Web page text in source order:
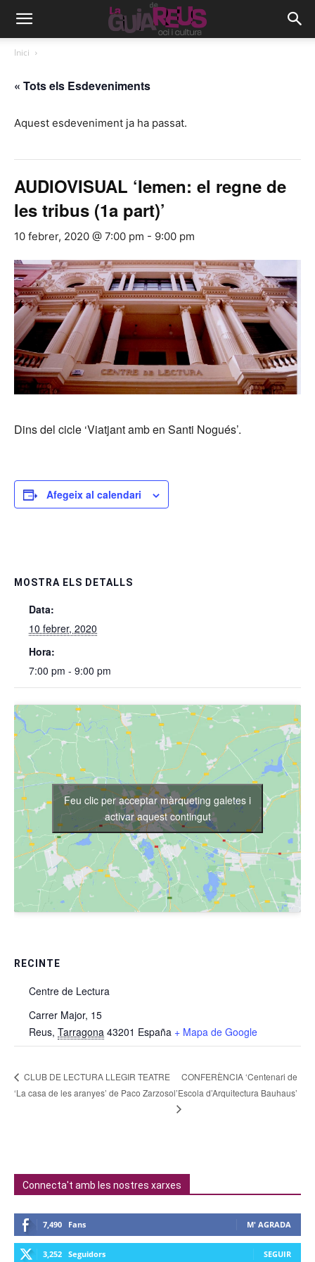
Inici
« Tots els Esdeveniments
Aquest esdeveniment ja ha passat.
AUDIOVISUAL ‘Iemen: el regne de
les tribus (1a part)’
10 febrer, 2020 @ 7:00 pm - 9:00 pm
Dins del cicle ‘Viatjant amb en Santi Nogués’.
Afegeix al calendari
MOSTRA ELS DETALLS
Data:
10 febrer, 2020
Hora:
7:00 pm - 9:00 pm
RECINTE
Centre de Lectura
Carrer Major, 15
Reus, Tarragona 43201 España + Mapa de Google
Feu clic per acceptar màrqueting galetes i
activar aquest contingut
CLUB DE LECTURA LLEGIR TEATRE
‘La casa de les aranyes’ de Paco Zarzoso
CONFERÈNCIA ‘Centenari de
l’Escola d’Arquitectura Bauhaus’
Connecta't amb les nostres xarxes
7,490 Fans M' AGRADA
3,252 Seguidors SEGUIR